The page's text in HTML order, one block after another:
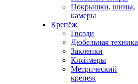
Покрышки, шины,
камеры
Крепёж
Гвозди
Дюбельная техника
Заклепки
Кляймеры
Метрический
крепеж